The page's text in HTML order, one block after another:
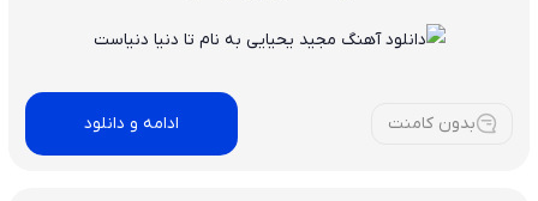
بدون کامنت ادامه و دانلود